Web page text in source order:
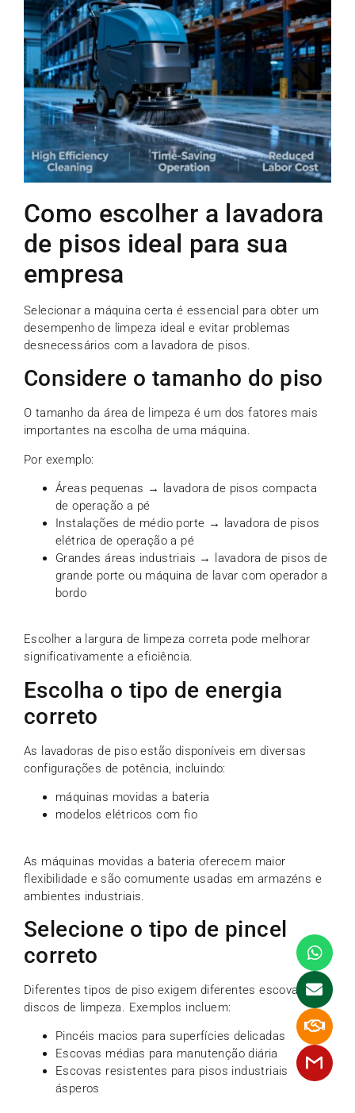
Como escolher a lavadora
de pisos ideal para sua
empresa
Selecionar a máquina certa é essencial para obter um
desempenho de limpeza ideal e evitar problemas
desnecessários com a lavadora de pisos.
Considere o tamanho do piso
O tamanho da área de limpeza é um dos fatores mais
importantes na escolha de uma máquina.
Por exemplo:
Áreas pequenas → lavadora de pisos compacta
de operação a pé
Instalações de médio porte → lavadora de pisos
elétrica de operação a pé
Grandes áreas industriais → lavadora de pisos de
grande porte ou máquina de lavar com operador a
bordo
Escolher a largura de limpeza correta pode melhorar
significativamente a eficiência.
Escolha o tipo de energia
correto
As lavadoras de piso estão disponíveis em diversas
configurações de potência, incluindo:
máquinas movidas a bateria
modelos elétricos com fio
As máquinas movidas a bateria oferecem maior
flexibilidade e são comumente usadas em armazéns e
ambientes industriais.
Selecione o tipo de pincel
correto
Diferentes tipos de piso exigem diferentes escovas ou
discos de limpeza. Exemplos incluem:
Pincéis macios para superfícies delicadas
Escovas médias para manutenção diária
Escovas resistentes para pisos industriais
ásperos